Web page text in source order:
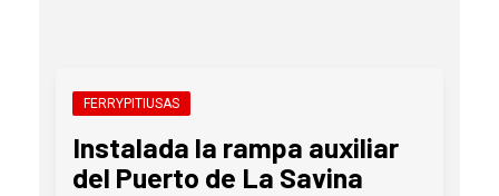
FERRYPITIUSAS
Instalada la rampa auxiliar
del Puerto de La Savina